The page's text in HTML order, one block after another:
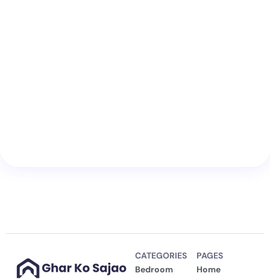
CATEGORIES
Bedroom
PAGES
Home